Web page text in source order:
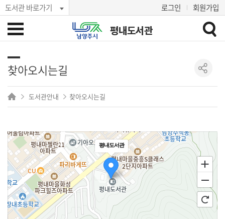
도서관 바로가기 로그인 회원가입
평내도서관
찾아오시는길
도서관안내 찾아오시는길
평내도서관